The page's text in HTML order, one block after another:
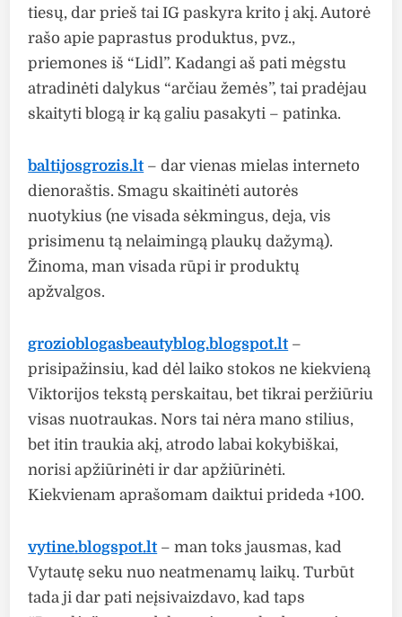
tiesų, dar prieš tai IG paskyra krito į akį. Autorė
rašo apie paprastus produktus, pvz.,
priemones iš “Lidl”. Kadangi aš pati mėgstu
atradinėti dalykus “arčiau žemės”, tai pradėjau
skaityti blogą ir ką galiu pasakyti – patinka.
baltijosgrozis.lt – dar vienas mielas interneto
dienoraštis. Smagu skaitinėti autorės
nuotykius (ne visada sėkmingus, deja, vis
prisimenu tą nelaimingą plaukų dažymą).
Žinoma, man visada rūpi ir produktų
apžvalgos.
grozioblogasbeautyblog.blogspot.lt –
prisipažinsiu, kad dėl laiko stokos ne kiekvieną
Viktorijos tekstą perskaitau, bet tikrai peržiūriu
visas nuotraukas. Nors tai nėra mano stilius,
bet itin traukia akį, atrodo labai kokybiškai,
norisi apžiūrinėti ir dar apžiūrinėti.
Kiekvienam aprašomam daiktui prideda +100.
vytine.blogspot.lt – man toks jausmas, kad
Vytautę seku nuo neatmenamų laikų. Turbūt
tada ji dar pati neįsivaizdavo, kad taps